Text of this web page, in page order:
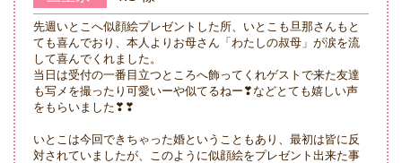
先週いとこへ似顔絵プレゼントした所、いとこも旦那さんもと
ても喜んでおり、本人よりお母さん「わたしの叔母」が涙を流
して喜んでくれました。
当日は受付の一番目立つところへ飾ってくれゲストで来た友達
も写メを撮ったり可愛いーや似てるねー❣などとても嬉しい声
をもらいました❣❣
いとこは今回できちゃった婚ということもあり、最初は皆に反
対されていましたが、このように似顔絵をプレゼント出来た事